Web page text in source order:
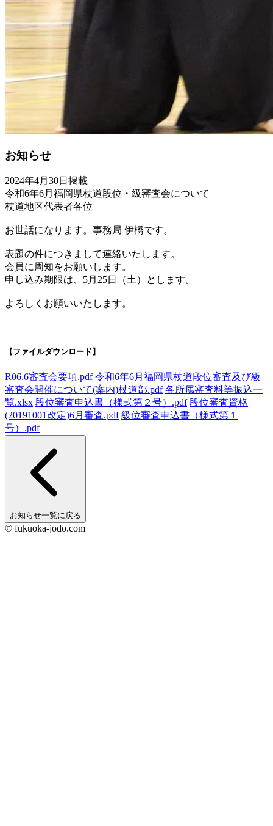
お知らせ
2024年4月30日掲載
令和6年6月福岡県杖道段位・級審査会について
杖道地区代表者各位
お世話になります。事務局 伊橋です。
表題の件につきまして連絡いたします。
会員に周知をお願いします。
申し込み期限は、5月25日（土）とします。
よろしくお願いいたします。
【ファイルダウンロード】
R06.6審査会要項.pdf 令和6年6月福岡県杖道段位審査及び級
審査会開催について(案内)杖道部.pdf 各所属審査料等振込一
覧.xlsx 段位審査申込書（様式第２号）.pdf 段位審査資格
(20191001改定)6月審査.pdf 級位審査申込書（様式第１
号）.pdf
お知らせ一覧に戻る
© fukuoka-jodo.com